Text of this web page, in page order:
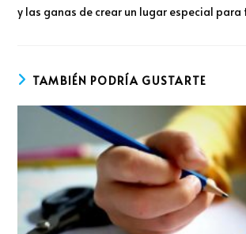
y las ganas de crear un lugar especial para
TAMBIÉN PODRÍA GUSTARTE